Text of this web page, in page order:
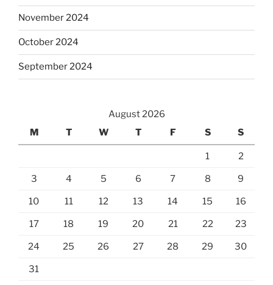
November 2024
October 2024
September 2024
August 2026
M
T W T F S S
1 2
3 4 5 6 7 8 9
10 11 12 13 14 15 16
17 18 19 20 21 22 23
24 25 26 27 28 29 30
31